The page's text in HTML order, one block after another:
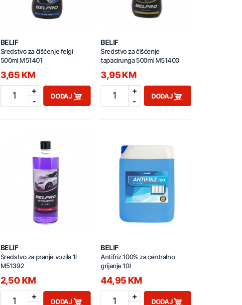
BELIF
Sredstvo za čišćenje felgi
500ml M51401
3,65 KM
1
+
-
DODAJ
BELIF
Sredstvo za čišćenje
tapacirunga 500ml M51400
3,95 KM
1
+
-
DODAJ
BELIF
Sredstvo za pranje vozila 1l
M51392
2,50 KM
1
+
DODAJ
BELIF
Antifriz 100% za centralno
grijanje 10l
44,95 KM
1
+
DODAJ